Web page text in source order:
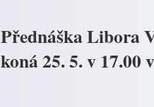
Přednáška Libora
koná 25. 5. v